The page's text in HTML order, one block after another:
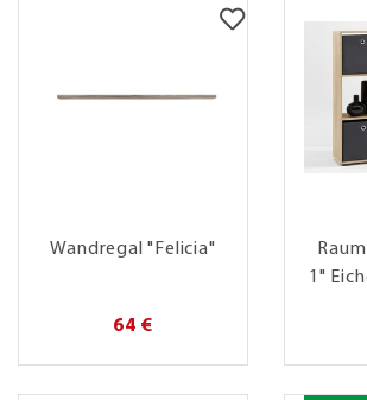
Wandregal "Felicia"
64 €
1"